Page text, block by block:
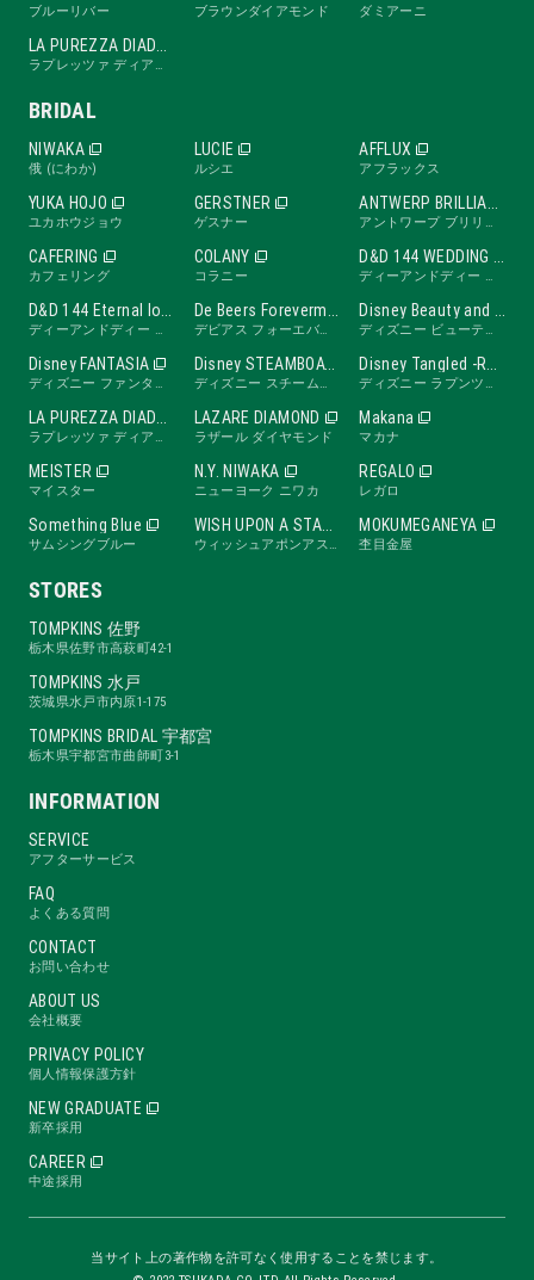
ブルーリバー ブラウンダイアモンド ダミアーニ
LA PUREZZA DIADE
ラプレッツァ ディアーデ
BRIDAL
NIWAKA
俄 (にわか)
LUCIE
ルシエ
AFFLUX
アフラックス
YUKA HOJO
ユカホウジョウ
GERSTNER
ゲスナー
ANTWERP BRILLIANT
アントワープ ブリリアント
CAFERING
カフェリング
COLANY
コラニー
D&D 144 WEDDING BAND
ディーアンドディー ワンフォーティーフォー ウェディングバンド
D&D 144 Eternal love band
ディーアンドディー ワンフォーティーフォー エターナルラブバンド
De Beers Forevermark
デビアス フォーエバーマーク
Disney Beauty and the Beast -ROSE Line-
ディズニー ビューティ・アンド・ビースト ローズライン
Disney FANTASIA
ディズニー ファンタジア
Disney STEAMBOAT WILLIE
ディズニー スチームボートウィリー
Disney Tangled -RAPUNZEL Collection-
ディズニー ラプンツェル
LA PUREZZA DIADE
ラプレッツァ ディアーデ
LAZARE DIAMOND
ラザール ダイヤモンド
Makana
マカナ
MEISTER
マイスター
N.Y. NIWAKA
ニューヨーク ニワカ
REGALO
レガロ
Something Blue
サムシングブルー
WISH UPON A STAR
ウィッシュアポンアスター
MOKUMEGANEYA
杢目金屋
STORES
TOMPKINS 佐野
栃木県佐野市高萩町42-1
TOMPKINS 水戸
茨城県水戸市内原1-175
TOMPKINS BRIDAL 宇都宮
栃木県宇都宮市曲師町3-1
INFORMATION
SERVICE
アフターサービス
FAQ
よくある質問
CONTACT
お問い合わせ
ABOUT US
会社概要
PRIVACY POLICY
個人情報保護方針
NEW GRADUATE
新卒採用
CAREER
中途採用
当サイト上の著作物を許可なく使用することを禁じます。